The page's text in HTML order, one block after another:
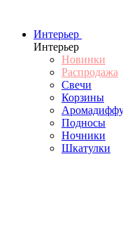
Интерьер
Интерьер
Новинки
Распродажа
Свечи
Корзины
Подносы
Ночники
Шкатулки